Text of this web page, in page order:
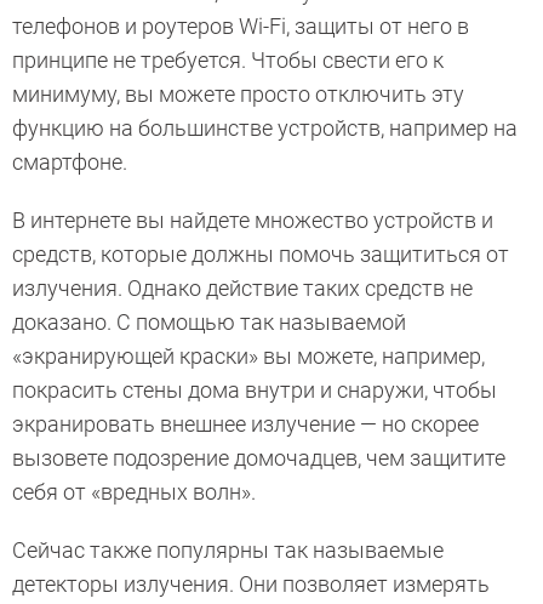
телефонов и роутеров Wi-Fi, защиты от него в
принципе не требуется. Чтобы свести его к
минимуму, вы можете просто отключить эту
функцию на большинстве устройств, например на
смартфоне.
В интернете вы найдете множество устройств и
средств, которые должны помочь защититься от
излучения. Однако действие таких средств не
доказано. С помощью так называемой
«экранирующей краски» вы можете, например,
покрасить стены дома внутри и снаружи, чтобы
экранировать внешнее излучение — но скорее
вызовете подозрение домочадцев, чем защитите
себя от «вредных волн».
Сейчас также популярны так называемые
детекторы излучения. Они позволяет измерять